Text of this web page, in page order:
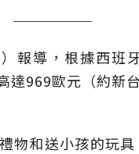
報導，根據西班
達969歐元（約新
物和送小孩的玩